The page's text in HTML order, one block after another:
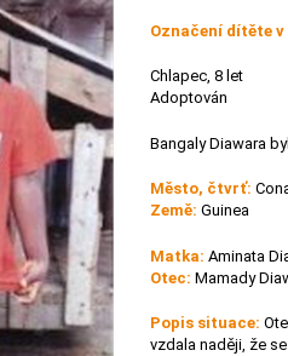
Označení dítěte
Chlapec, 8 let
Adoptován
Bangaly Diawara
Město, čtvrť:
Země: Guinea
Matka: Aminata
Otec: Mamady
Popis situace:
vzdala naději, že